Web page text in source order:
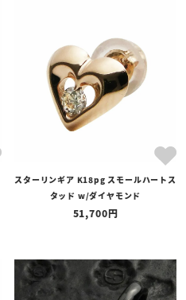
スターリンギア K18pg スモールハートス
タッド w/ダイヤモンド
51,700